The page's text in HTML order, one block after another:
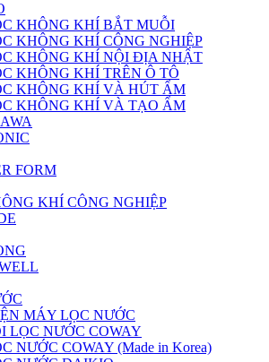
KHÔNG KHÍ BẮT MUỖI
KHÔNG KHÍ CÔNG NGHIỆP
KHÔNG KHÍ NỘI ĐỊA NHẬT
KHÔNG KHÍ TRÊN Ô TÔ
KHÔNG KHÍ VÀ HÚT ẨM
KHÔNG KHÍ VÀ TẠO ẨM
FORM
KHÍ CÔNG NGHIỆP
MÁY LỌC NƯỚC
LỌC NƯỚC COWAY
NƯỚC COWAY (Made in Korea)